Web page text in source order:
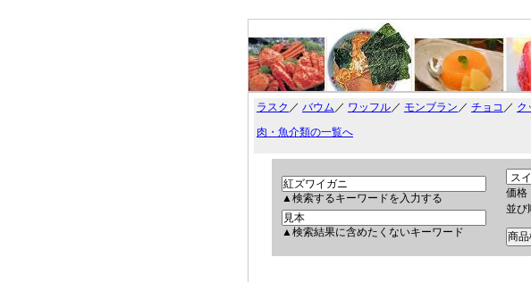
ラスク ／ バウム ／ ワッフル／ モンブラン ／ チョコ ／ ク
肉・魚介類の一覧へ
▲検索するキーワードを入力する
▲検索結果に含めたくないキーワード
価
並